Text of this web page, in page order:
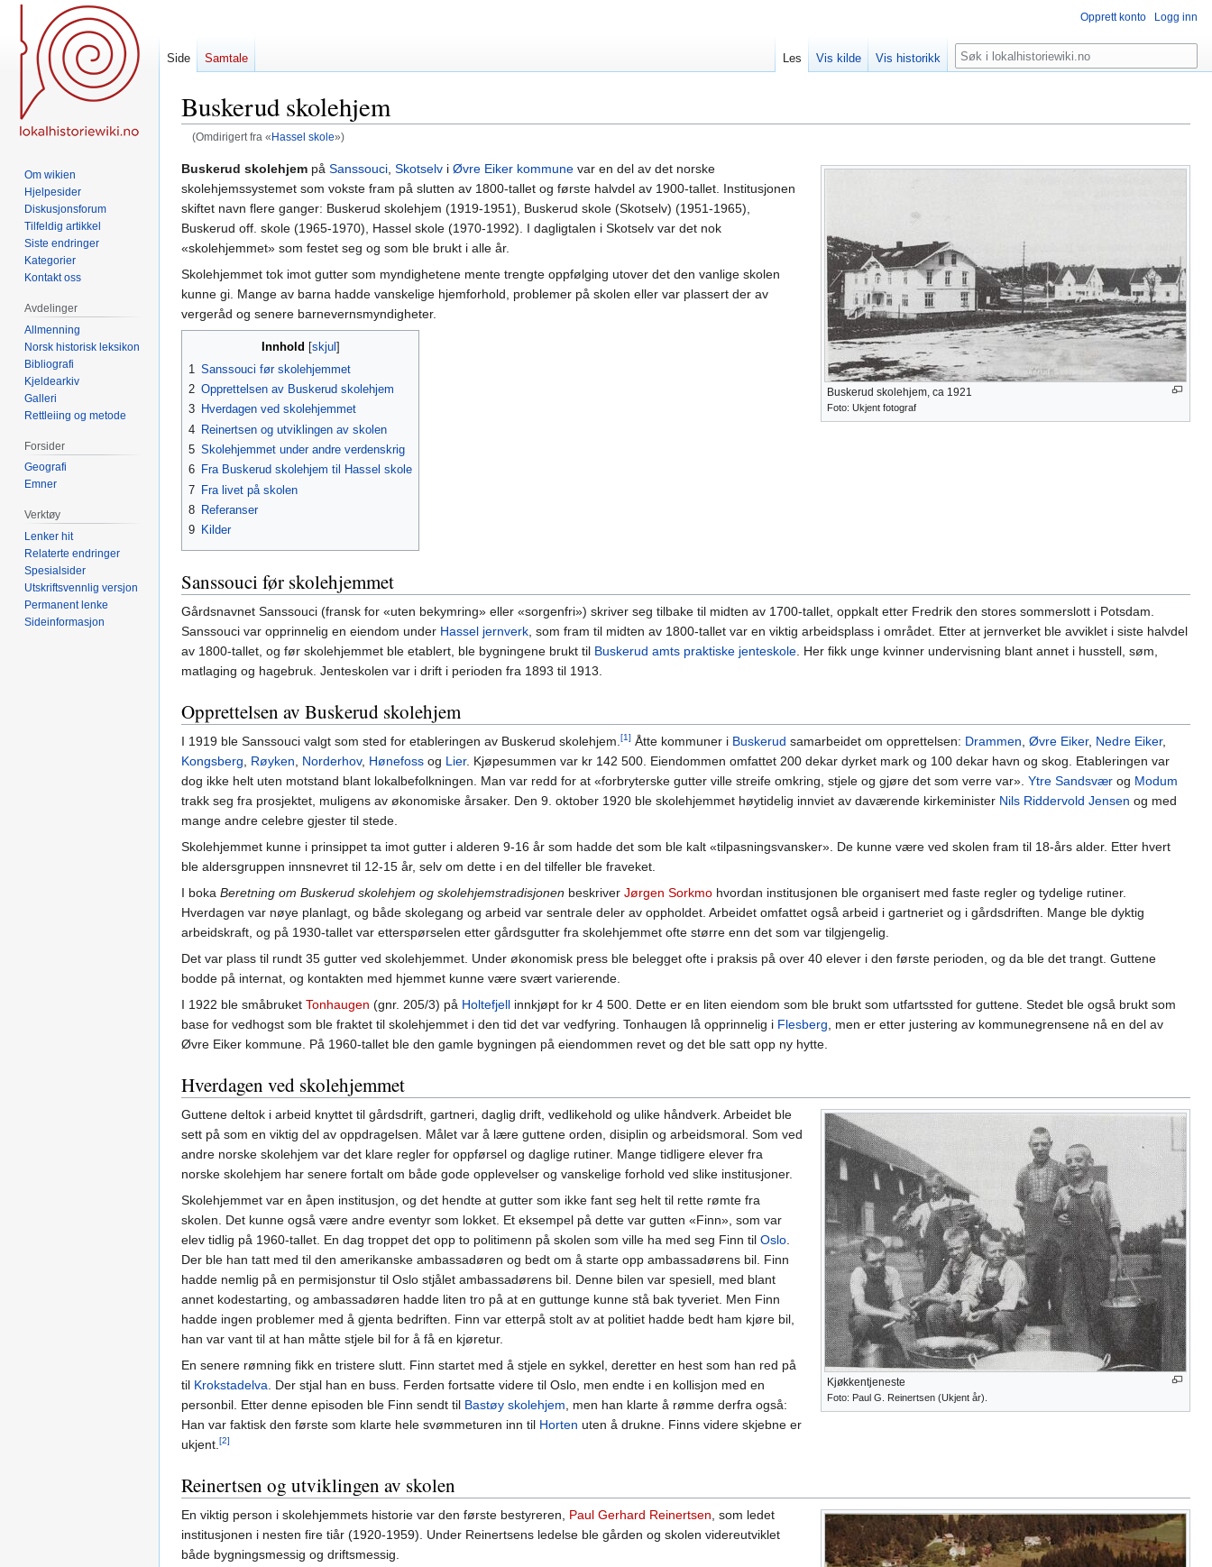
Buskerud skolehjem
(Omdirigert fra « Hassel skole»)
Hopp
til
navigering
Hopp
til
søk
Buskerud skolehjem, ca 1921
Foto: Ukjent fotograf
Buskerud skolehjem på Sanssouci Skotselv i Øvre Eiker kommune var en del av det norske
skolehjemssystemet som vokste fram på slutten av 1800-tallet og første halvdel av 1900-tallet. Institusjonen
skiftet navn flere ganger: Buskerud skolehjem (1919-1951), Buskerud skole (Skotselv) (1951-1965),
Buskerud off. skole (1965-1970), Hassel skole (1970-1992). I dagligtalen i Skotselv var det nok
«skolehjemmet» som festet seg og som ble brukt i alle år.
Skolehjemmet tok imot gutter som myndighetene mente trengte oppfølging utover det den vanlige skolen
kunne gi. Mange av barna hadde vanskelige hjemforhold, problemer på skolen eller var plassert der av
vergeråd og senere barnevernsmyndigheter.
Innhold
1 Sanssouci før skolehjemmet
2 Opprettelsen av Buskerud skolehjem
3 Hverdagen ved skolehjemmet
4 Reinertsen og utviklingen av skolen
5 Skolehjemmet under andre verdenskrig
6 Fra Buskerud skolehjem til Hassel skole
7 Fra livet på skolen
8 Referanser
9 Kilder
Sanssouci før skolehjemmet
Gårdsnavnet Sanssouci (fransk for «uten bekymring» eller «sorgenfri») skriver seg tilbake til midten av 1700-tallet, oppkalt etter Fredrik den stores sommerslott i Potsdam.
Sanssouci var opprinnelig en eiendom under Hassel jernverk , som fram til midten av 1800-tallet var en viktig arbeidsplass i området. Etter at jernverket ble avviklet i siste halvdel
av 1800-tallet, og før skolehjemmet ble etablert, ble bygningene brukt til Buskerud amts praktiske jenteskole . Her fikk unge kvinner undervisning blant annet i husstell, søm,
matlaging og hagebruk. Jenteskolen var i drift i perioden fra 1893 til 1913.
Opprettelsen av Buskerud skolehjem
I 1919 ble Sanssouci valgt som sted for etableringen av Buskerud skolehjem. [1] Åtte kommuner i Buskerud samarbeidet om opprettelsen: Drammen Øvre Eiker, Nedre Eiker,
Kongsberg
Røyken Norderhov, Hønefoss og Lier. Kjøpesummen var kr 142 500. Eiendommen omfattet 200 dekar dyrket mark og 100 dekar havn og skog. Etableringen var
dog ikke helt uten motstand blant lokalbefolkningen. Man var redd for at «forbryterske gutter ville streife omkring, stjele og gjøre det som verre var». Ytre Sandsvær og Modum
trakk seg fra prosjektet, muligens av økonomiske årsaker. Den 9. oktober 1920 ble skolehjemmet høytidelig innviet av daværende kirkeminister Nils Riddervold Jensen og med
mange andre celebre gjester til stede.
Skolehjemmet kunne i prinsippet ta imot gutter i alderen 9-16 år som hadde det som ble kalt «tilpasningsvansker». De kunne være ved skolen fram til 18-års alder. Etter hvert
ble aldersgruppen innsnevret til 12-15 år, selv om dette i en del tilfeller ble fraveket.
I boka Beretning om Buskerud skolehjem og skolehjemstradisjonen beskriver Jørgen Sorkmo hvordan institusjonen ble organisert med faste regler og tydelige rutiner.
Hverdagen var nøye planlagt, og både skolegang og arbeid var sentrale deler av oppholdet. Arbeidet omfattet også arbeid i gartneriet og i gårdsdriften. Mange ble dyktig
arbeidskraft, og på 1930-tallet var etterspørselen etter gårdsgutter fra skolehjemmet ofte større enn det som var tilgjengelig.
Det var plass til rundt 35 gutter ved skolehjemmet. Under økonomisk press ble belegget ofte i praksis på over 40 elever i den første perioden, og da ble det trangt. Guttene
bodde på internat, og kontakten med hjemmet kunne være svært varierende.
I 1922 ble småbruket Tonhaugen (gnr. 205/3) på Holtefjell innkjøpt for kr 4 500. Dette er en liten eiendom som ble brukt som utfartssted for guttene. Stedet ble også brukt som
base for vedhogst som ble fraktet til skolehjemmet i den tid det var vedfyring. Tonhaugen lå opprinnelig i Flesberg , men er etter justering av kommunegrensene nå en del av
Øvre Eiker kommune. På 1960-tallet ble den gamle bygningen på eiendommen revet og det ble satt opp ny hytte.
Hverdagen ved skolehjemmet
Kjøkkentjeneste
Foto: Paul G. Reinertsen (Ukjent år).
Guttene deltok i arbeid knyttet til gårdsdrift, gartneri, daglig drift, vedlikehold og ulike håndverk. Arbeidet ble
sett på som en viktig del av oppdragelsen. Målet var å lære guttene orden, disiplin og arbeidsmoral. Som ved
andre norske skolehjem var det klare regler for oppførsel og daglige rutiner. Mange tidligere elever fra
norske skolehjem har senere fortalt om både gode opplevelser og vanskelige forhold ved slike institusjoner.
Skolehjemmet var en åpen institusjon, og det hendte at gutter som ikke fant seg helt til rette rømte fra
skolen. Det kunne også være andre eventyr som lokket. Et eksempel på dette var gutten «Finn», som var
elev tidlig på 1960-tallet. En dag troppet det opp to politimenn på skolen som ville ha med seg Finn til Oslo
Der ble han tatt med til den amerikanske ambassadøren og bedt om å starte opp ambassadørens bil. Finn
hadde nemlig på en permisjonstur til Oslo stjålet ambassadørens bil. Denne bilen var spesiell, med blant
annet kodestarting, og ambassadøren hadde liten tro på at en guttunge kunne stå bak tyveriet. Men Finn
hadde ingen problemer med å gjenta bedriften. Finn var etterpå stolt av at politiet hadde bedt ham kjøre bil,
han var vant til at han måtte stjele bil for å få en kjøretur.
En senere rømning fikk en tristere slutt. Finn startet med å stjele en sykkel, deretter en hest som han red på
til Krokstadelva . Der stjal han en buss. Ferden fortsatte videre til Oslo, men endte i en kollisjon med en
personbil. Etter denne episoden ble Finn sendt til Bastøy skolehjem , men han klarte å rømme derfra også:
Han var faktisk den første som klarte hele svømmeturen inn til Horten uten å drukne. Finns videre skjebne er
ukjent. [2]
Reinertsen og utviklingen av skolen
En viktig person i skolehjemmets historie var den første bestyreren, Paul Gerhard Reinertsen , som ledet
institusjonen i nesten fire tiår (1920-1959). Under Reinertsens ledelse ble gården og skolen videreutviklet
både bygningsmessig og driftsmessig.
Opprett konto Logg inn
Side Samtale Les Vis kilde Vis historikk Søk
Om wikien
Hjelpesider
Diskusjonsforum
Tilfeldig artikkel
Siste endringer
Kategorier
Kontakt oss
Avdelinger
Allmenning
Norsk historisk leksikon
Bibliografi
Kjeldearkiv
Galleri
Rettleiing og metode
Forsider
Geografi
Emner
Verktøy
Lenker hit
Relaterte endringer
Spesialsider
Utskriftsvennlig versjon
Permanent lenke
Sideinformasjon